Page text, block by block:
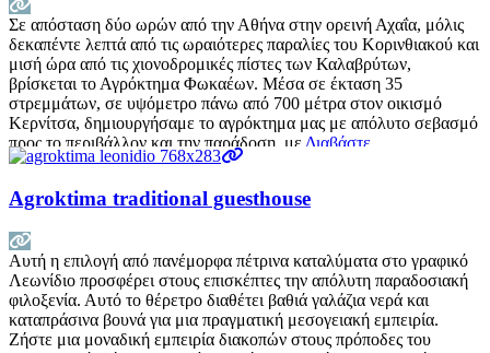
Σε απόσταση δύο ωρών από την Αθήνα στην ορεινή Αχαΐα, μόλις
δεκαπέντε λεπτά από τις ωραιότερες παραλίες του Κορινθιακού και
μισή ώρα από τις χιονοδρομικές πίστες των Καλαβρύτων,
βρίσκεται το Αγρόκτημα Φωκαέων. Μέσα σε έκταση 35
στρεμμάτων, σε υψόμετρο πάνω από 700 μέτρα στον οικισμό
Κερνίτσα, δημιουργήσαμε το αγρόκτημα μας με απόλυτο σεβασμό
προς το περιβάλλον και την παράδοση, με Διαβάστε
περισσότερα…
Agroktima traditional guesthouse
Αυτή η επιλογή από πανέμορφα πέτρινα καταλύματα στο γραφικό
Λεωνίδιο προσφέρει στους επισκέπτες την απόλυτη παραδοσιακή
φιλοξενία. Αυτό το θέρετρο διαθέτει βαθιά γαλάζια νερά και
καταπράσινα βουνά για μια πραγματική μεσογειακή εμπειρία.
Ζήστε μια μοναδική εμπειρία διακοπών στους πρόποδες του